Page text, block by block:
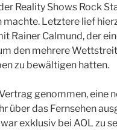
Reality Shows Rock
Letztere lief
Rainer Calmund, der
den mehrere
zu bewältigen hatten.
genommen, eine
über das Fernsehen
exklusiv bei AOL zu